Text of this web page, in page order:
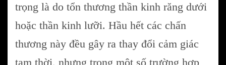
trọng là do tổn thương thần kinh răng dưới
hoặc thần kinh lưỡi. Hầu hết các chấn
thương này đều gây ra thay đổi cảm giác
tạm thời, nhưng trong một số trường hợp